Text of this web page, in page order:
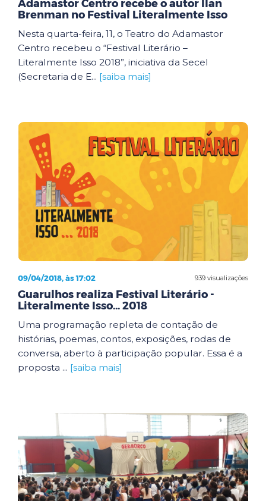
Adamastor Centro recebe o autor Ilan
Brenman no Festival Literalmente Isso
Nesta quarta-feira, 11, o Teatro do Adamastor
Centro recebeu o “Festival Literário –
Literalmente Isso 2018”, iniciativa da Secel
(Secretaria de E... [saiba mais]
939 visualizações
09/04/2018, às 17:02
Guarulhos realiza Festival Literário -
Literalmente Isso... 2018
Uma programação repleta de contação de
histórias, poemas, contos, exposições, rodas de
conversa, aberto à participação popular. Essa é a
proposta ... [saiba mais]